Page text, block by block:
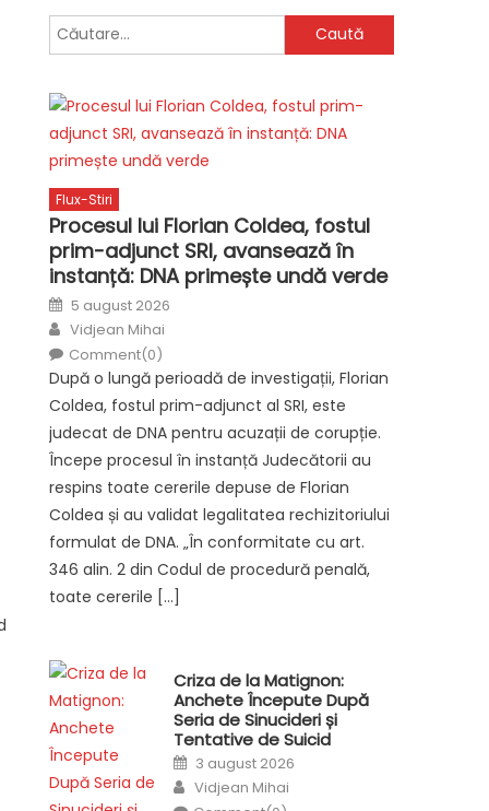
Caută
după:
Flux-Stiri
Procesul lui Florian Coldea, fostul
prim-adjunct SRI, avansează în
instanță: DNA primește undă verde
Posted
on
5 august 2026
Author
Vidjean Mihai
Comment(0)
După o lungă perioadă de investigații, Florian
Coldea, fostul prim-adjunct al SRI, este
judecat de DNA pentru acuzații de corupție.
Începe procesul în instanță Judecătorii au
respins toate cererile depuse de Florian
Coldea și au validat legalitatea rechizitoriului
formulat de DNA. „În conformitate cu art.
346 alin. 2 din Codul de procedură penală,
toate cererile […]
Criza de la Matignon:
Anchete Începute După
Seria de Sinucideri și
Tentative de Suicid
Posted
on
3 august 2026
Author
Vidjean Mihai